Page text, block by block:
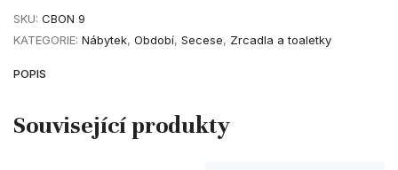
SKU: CBON 9
KATEGORIE: Nábytek, Období, Secese, Zrcadla a toaletky
POPIS